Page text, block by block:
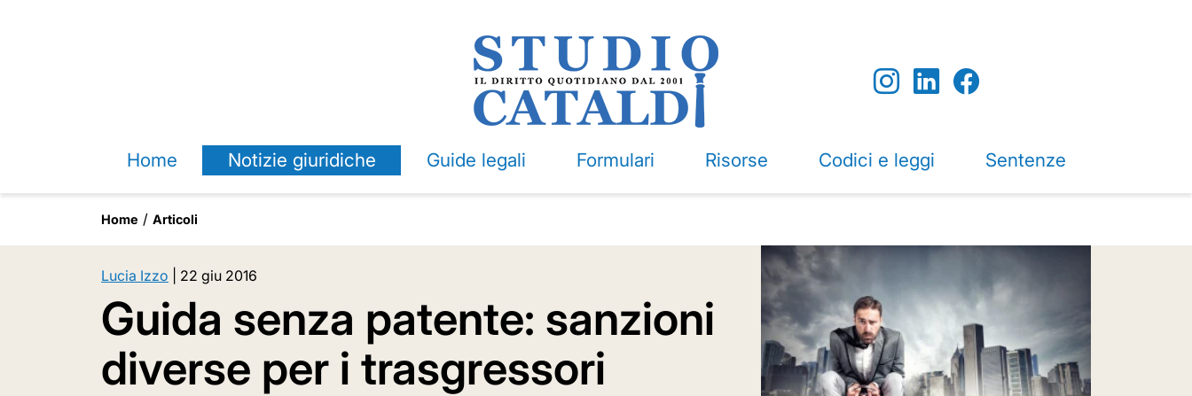
Home Notizie giuridiche Guide legali Formulari Risorse Codici e leggi Sentenze
Home Articoli
Lucia Izzo 22 giu 2016
Guida senza patente: sanzioni
diverse per i trasgressori